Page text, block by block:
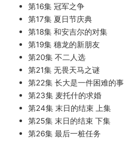
第16集 冠军之争
第17集 夏日节庆典
第18集 和安吉尔的对集
第19集 穗龙的新朋友
第20集 不二人选
第21集 无畏天马之谜
第22集 长大是一件困难的事
第23集 麦托什的求婚
第24集 末日的结束 上集
第25集 末日的结束 下集
第26集 最后一桩任务